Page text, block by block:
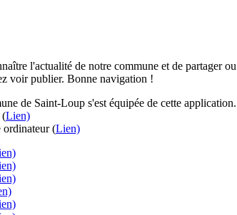
l'actualité de notre commune et de partager
voir publier. Bonne navigation !
de Saint-Loup s'est équipée de cette
(Lien)
ordinateur (Lien)